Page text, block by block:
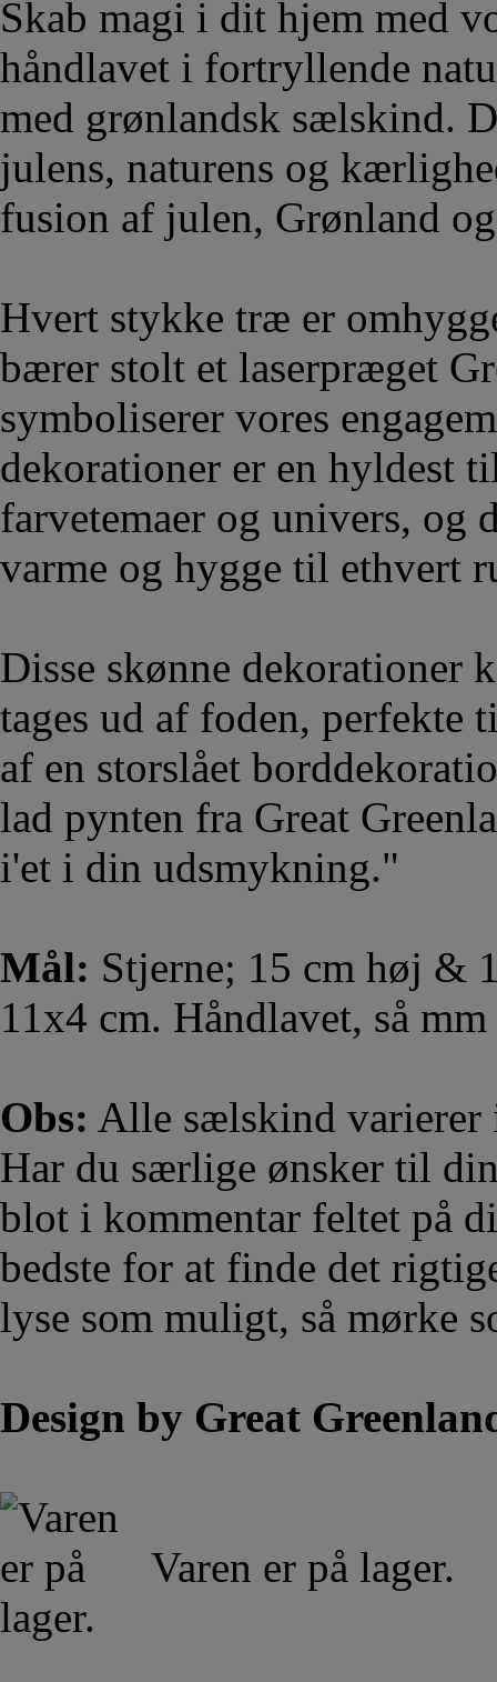
Skab magi i dit hjem med
håndlavet i fortryllende
med grønlandsk sælskind.
julens, naturens og
fusion af julen, Grønland
Hvert stykke træ er
bærer stolt et laserpræget
symboliserer vores
dekorationer er en hyldest
farvetemaer og univers, og
varme og hygge til ethvert
Disse skønne dekorationer
tages ud af foden, perfekte
af en storslået
lad pynten fra Great
i'et i din udsmykning."
Mål: Stjerne; 15 cm høj &
11x4 cm. Håndlavet, så
Obs: Alle sælskind varierer
Har du særlige ønsker til
blot i kommentar feltet på
bedste for at finde det
lyse som muligt, så mørke
Design by Great
Varen er på lager.